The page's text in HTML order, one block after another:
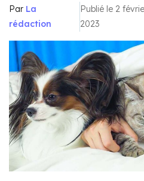
Par La
rédaction
Publié le 2
2023